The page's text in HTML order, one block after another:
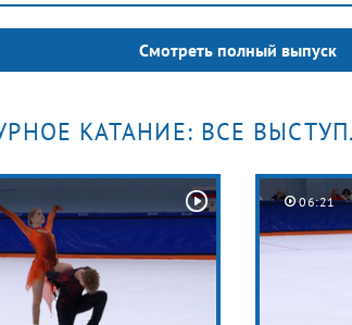
Смотреть полный выпуск
КАТАНИЕ: ВСЕ
06:21